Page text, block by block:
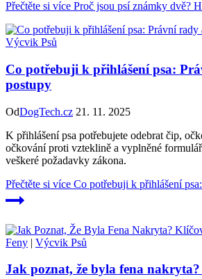
Přečtěte si více Proč jsou psí známky dvě?
Výcvik Psů
Co potřebuji k přihlášení psa:
postupy
OdDogTech.cz 21. 11. 2025
K přihlášení psa potřebujete odebrat čip,
očkování proti vzteklině a vyplněné
veškeré požadavky zákona.
Přečtěte si více Co potřebuji k přihlášení
Feny | Výcvik Psů
Jak poznat, že byla fena